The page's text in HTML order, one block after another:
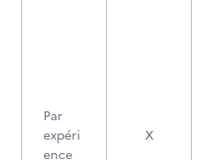
Par
expéri
ence
X